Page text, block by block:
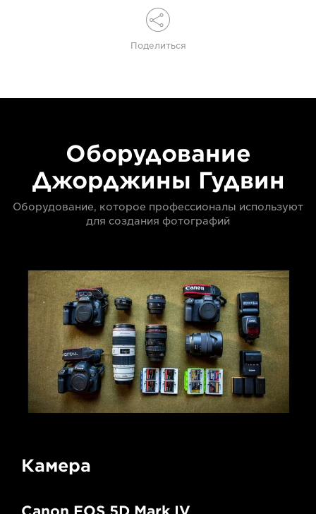
Поделиться
Оборудование
Джорджины Гудвин
Оборудование, которое профессионалы используют
для создания фотографий
Камера